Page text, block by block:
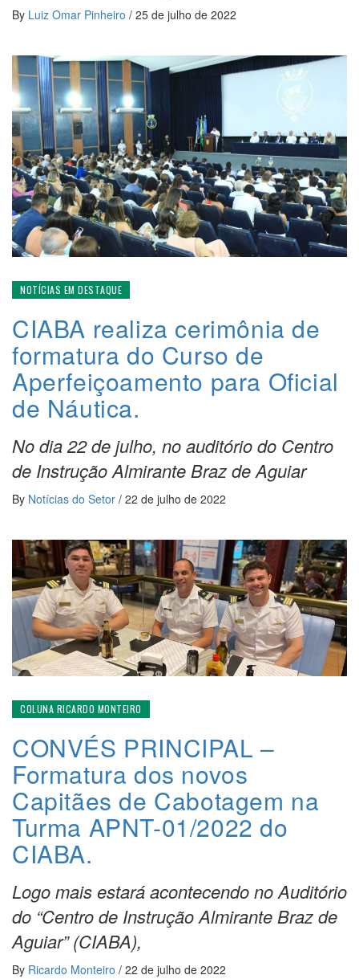
By Luiz Omar Pinheiro / 25 de julho de 2022
NOTÍCIAS EM DESTAQUE
CIABA realiza cerimônia de
formatura do Curso de
Aperfeiçoamento para Oficial
de Náutica.
No dia 22 de julho, no auditório do Centro
de Instrução Almirante Braz de Aguiar
By Notícias do Setor / 22 de julho de 2022
COLUNA RICARDO MONTEIRO
CONVÉS PRINCIPAL –
Formatura dos novos
Capitães de Cabotagem na
Turma APNT-01/2022 do
CIABA.
Logo mais estará acontecendo no Auditório
do “Centro de Instrução Almirante Braz de
Aguiar” (CIABA),
By Ricardo Monteiro / 22 de julho de 2022